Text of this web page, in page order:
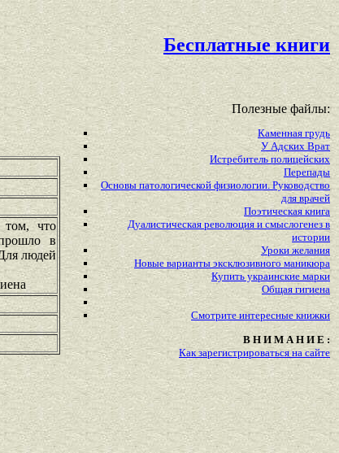
Бесплатные книги
том, что
в
людей
Полезные файлы:
Каменная грудь
У Адских Врат
Истребитель полицейских
Перепады
Основы патологической физиологии. Руководство
для врачей
Поэтическая книга
Дуалистическая революция и смыслогенез в
истории
Уроки желания
Новые варианты эксклюзивного маникюра
Купить украинские марки
Общая гигиена
Смотритеинтересные книжки
В Н И М А Н И Е :
Как зарегистрироваться на сайте